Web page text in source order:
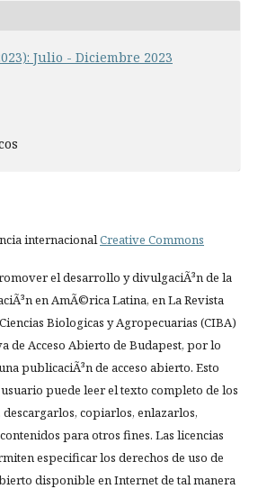
Julio - Diciembre 2023
internacionalCreative Commons
el desarrollo y divulgaciÃ³n de la
en AmÃ©rica Latina, en La Revista
Biologicas y Agropecuarias (CIBA)
de Acceso Abierto de Budapest, por lo
publicaciÃ³n de acceso abierto. Esto
puede leer el texto completo de los
copiarlos, enlazarlos,
para otros fines. Las licencias
especificar los derechos de uso de
disponible en Internet de tal manera